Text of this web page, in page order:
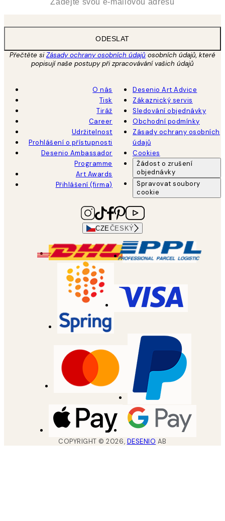
ODESLAT
Přečtěte siZásady ochrany osobních údajů osobních údajů, které
popisují naše postupy při zpracovávání vašich údajů
O nás
Tisk
Tiráž
Career
Udržitelnost
Prohlášení o přístupnosti
Desenio Ambassador
Programme
Art Awards
Přihlášení (firma)
Desenio Art Advice
Zákaznický servis
Sledování objednávky
Obchodní podmínky
Zásady ochrany osobních
údajů
Cookies
Žádost o zrušení
objednávky
Spravovat soubory
cookie
CZE ČESKÝ
COPYRIGHT ©2026, DESENIO AB